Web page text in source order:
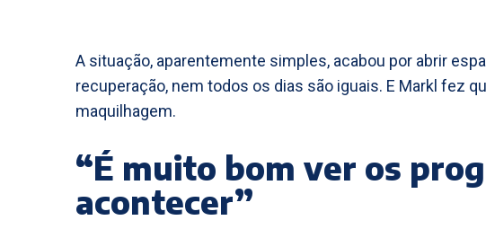
A situação, aparentemente simples, acabou por abrir
recuperação, nem todos os dias são iguais. E Markl fez
maquilhagem.
“É muito bom ver os
acontecer”